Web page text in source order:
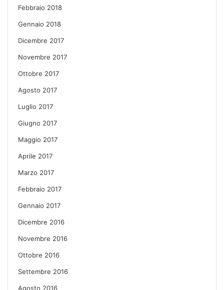
Febbraio 2018
Gennaio 2018
Dicembre 2017
Novembre 2017
Ottobre 2017
Agosto 2017
Luglio 2017
Giugno 2017
Maggio 2017
Aprile 2017
Marzo 2017
Febbraio 2017
Gennaio 2017
Dicembre 2016
Novembre 2016
Ottobre 2016
Settembre 2016
Agosto 2016